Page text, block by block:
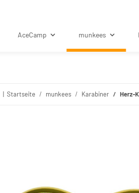
AceCamp munkees
Startseite munkees Karabiner Herz-